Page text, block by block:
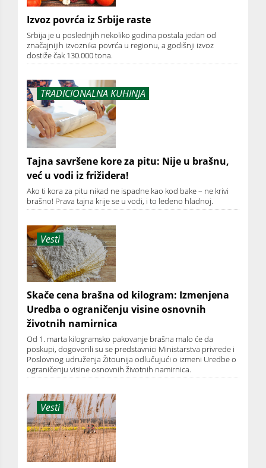
Izvoz povrća iz Srbije raste
Srbija je u poslednjih nekoliko godina postala jedan od
značajnijih izvoznika povrća u regionu, a godišnji izvoz
dostiže čak 130.000 tona.
TRADICIONALNA KUHINJA
Tajna savršene kore za pitu: Nije u brašnu,
već u vodi iz frižidera!
Ako ti kora za pitu nikad ne ispadne kao kod bake – ne krivi
brašno! Prava tajna krije se u vodi, i to ledeno hladnoj.
Vesti
Skače cena brašna od kilogram: Izmenjena
Uredba o ograničenju visine osnovnih
životnih namirnica
Od 1. marta kilogramsko pakovanje brašna malo će da
poskupi, dogovorili su se predstavnici Ministarstva privrede i
Poslovnog udruženja Žitounija odlučujući o izmeni Uredbe o
ograničenju visine osnovnih životnih namirnica.
Vesti